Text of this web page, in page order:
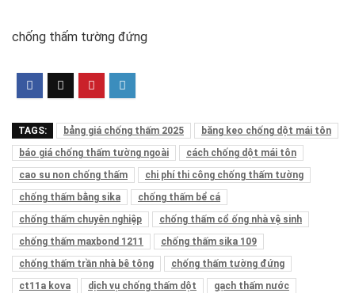
chống thấm tường đứng
TAGS: bảng giá chống thấm 2025
băng keo chống dột mái tôn
báo giá chống thấm tường ngoài
cách chống dột mái tôn
cao su non chống thấm
chi phí thi công chống thấm tường
chống thấm bằng sika
chống thấm bể cá
chống thấm chuyên nghiệp
chống thấm cổ ống nhà vệ sinh
chống thấm maxbond 1211
chống thấm sika 109
chống thấm trần nhà bê tông
chống thấm tường đứng
ct11a kova
dịch vụ chống thấm dột
gạch thấm nước